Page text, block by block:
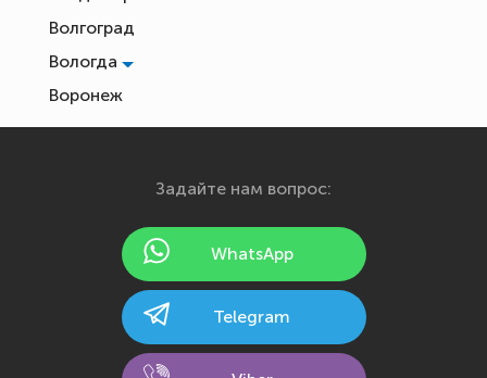
Волгоград
Вологда
Воронеж
Екатеринбург
Йошкар-Ола
Калининград
Кемерово
Задайте нам вопрос:
WhatsApp
Telegram